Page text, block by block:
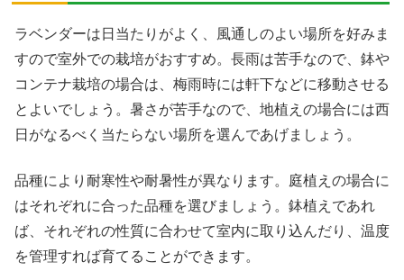
ラベンダーは日当たりがよく、風通しのよい場所を好みま
すので室外での栽培がおすすめ。長雨は苦手なので、鉢や
コンテナ栽培の場合は、梅雨時には軒下などに移動させる
とよいでしょう。暑さが苦手なので、地植えの場合には西
日がなるべく当たらない場所を選んであげましょう。
品種により耐寒性や耐暑性が異なります。庭植えの場合に
はそれぞれに合った品種を選びましょう。鉢植えであれ
ば、それぞれの性質に合わせて室内に取り込んだり、温度
を管理すれば育てることができます。